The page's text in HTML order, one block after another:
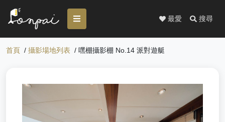
最愛 搜尋
首頁 / 攝影場地列表 / 嘿棚攝影棚 No.14 派對遊艇